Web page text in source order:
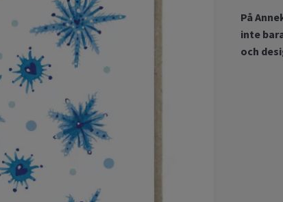
På
inte
och